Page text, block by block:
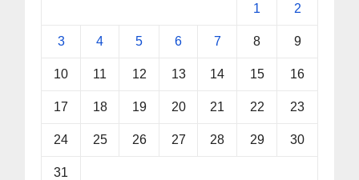
1 2
3 4 5 6 7 8 9
10 11 12 13 14 15 16
17 18 19 20 21 22 23
24 25 26 27 28 29 30
31